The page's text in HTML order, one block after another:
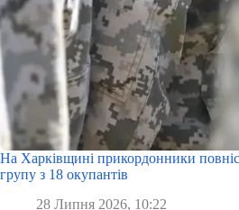
На Харківщині прикордонники
групу з 18 окупантів
28 Липня 2026, 10:22